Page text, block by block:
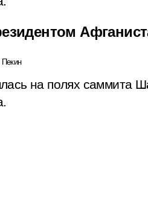
Пекин
на полях саммита